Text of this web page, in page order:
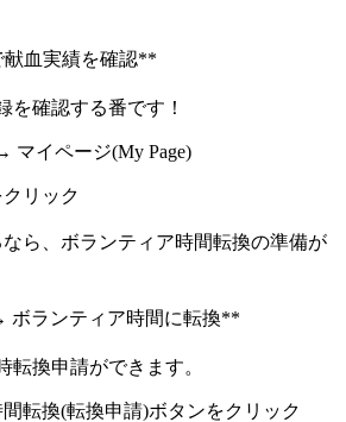
血実績を確認**
を確認する番です！
マイページ(My Page)
リック
ら、ボランティア時間転換の準備が
ランティア時間に転換**
転換申請ができます。
転換(転換申請)ボタンをクリック